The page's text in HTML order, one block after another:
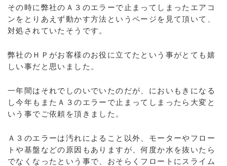
その時に弊社のＡ３のエラーで止まってしまったエアコ
ンをとりあえず動かす方法というページを見て頂いて、
対処されていたそうです。
弊社のＨＰがお客様のお役に立てたという事がとても嬉
しい事だと思いました。
一年間はそれでしのいでいたのだが、においもきになる
し今年もまたＡ３のエラーで止まってしまったら大変と
いう事でご依頼を頂きました。
Ａ３のエラーは汚れによること以外、モーターやフロー
トや基盤などの原因もありますが、何度か水を抜いたら
でなくなったという事で、おそらくフロートにスライム